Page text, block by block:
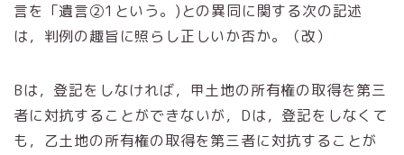
言を「遺言②1という。)との異同に関する次の記述
は，判例の趣旨に照らし正しいか否か。（改）
Bは，登記をしなければ，甲土地の所有権の取得を第三
者に対抗することができないが，Dは，登記をしなくて
も，乙土地の所有権の取得を第三者に対抗することが